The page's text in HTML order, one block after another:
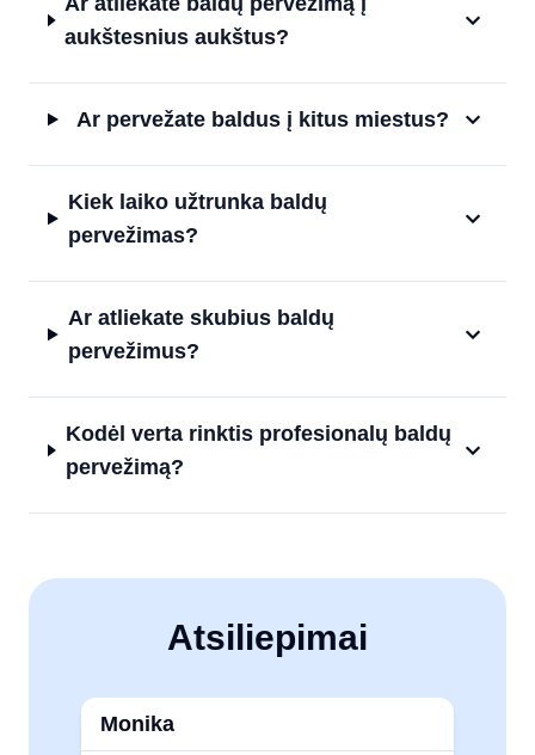
aukštesnius aukštus?
Ar pervežate baldus į kitus miestus?
Kiek laiko užtrunka baldų
pervežimas?
Ar atliekate skubius baldų
pervežimus?
Kodėl verta rinktis profesionalų baldų
pervežimą?
Atsiliepimai
Monika